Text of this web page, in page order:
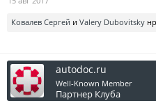
Ковалев Сергей и Valery Dubovitsky
autodoc.ru
Well-Known Member
Партнер Клуба